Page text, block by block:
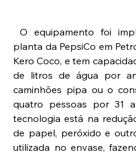
planta da PepsiCo em
Kero Coco, e tem
de litros de água por
caminhões pipa ou o
quatro pessoas por 31
tecnologia está na
de papel, peróxido e
utilizada no envase,